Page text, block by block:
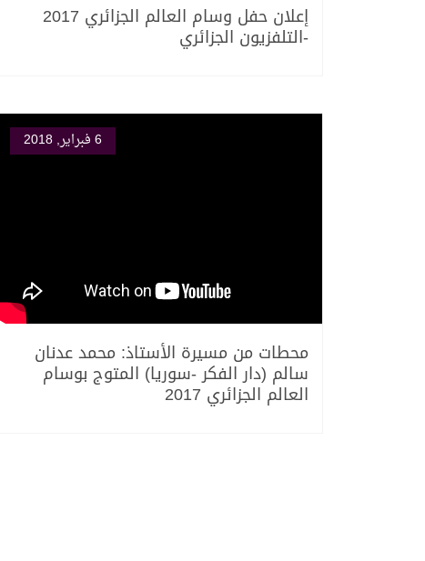
إعلان حفل وسام العالم الجزائري 2017
-التلفزيون الجزائري
6 فبراير, 2018
محطات من مسيرة الأستاذ: محمد عدنان
سالم (دار الفكر -سوريا) المتوج بوسام
العالم الجزائري 2017